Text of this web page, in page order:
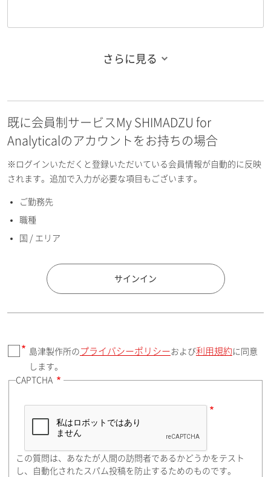
お名前フリガナ（名）
E-mailアドレス（半角英数）
国 / エリア
郵便番号（勤務先）
住所検索
都道府県（勤務先）
さらに見る
既に会員制サービスMy SHIMADZU for
Analyticalのアカウントをお持ちの場合
※ログインいただくと登録いただいている会員情報が自動的に反映
されます。追加で入力が必要な項目もございます。
ご勤務先
職種
国 / エリア
サインイン
島津製作所の プライバシーポリシーおよび利用規約 に同意
します。
CAPTCHA
この質問は、あなたが人間の訪問者であるかどうかをテスト
し、自動化されたスパム投稿を防止するためのものです。